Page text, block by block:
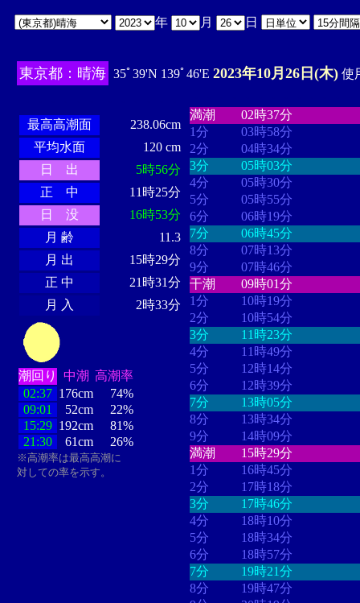
年 月 日
東京都：晴海 35ﾟ39'N 139ﾟ46'E 2023年10月26日(木) 使
最高高潮面
238.06cm
平均水面
120 cm
日 出
5時56分
正 中
11時25分
日 没
16時53分
月 齢
11.3
月 出
15時29分
正 中
21時31分
月 入
2時33分
潮回り 中潮 高潮率
02:37 176cm
74%
09:01
52cm
22%
15:29 192cm
81%
21:30
61cm 26%
※高潮率は最高高潮に
対しての率を示す。
満潮
02時37分
1分
03時58分
2分
04時34分
3分
05時03分
4分
05時30分
5分
05時55分
6分
06時19分
7分
06時45分
8分
07時13分
9分
07時46分
干潮
09時01分
1分
10時19分
2分
10時54分
3分
11時23分
4分
11時49分
5分
12時14分
6分
12時39分
7分
13時05分
8分
13時34分
9分
14時09分
満潮
15時29分
1分
16時45分
2分
17時18分
3分
17時46分
4分
18時10分
5分
18時34分
6分
18時57分
7分
19時21分
8分
19時47分